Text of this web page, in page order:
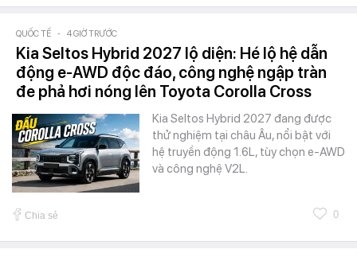
QUỐC TẾ - 4 GIỜ TRƯỚC
Kia Seltos Hybrid 2027 lộ diện: Hé lộ hệ dẫn
động e-AWD độc đáo, công nghệ ngập tràn
đe phả hơi nóng lên Toyota Corolla Cross
Kia Seltos Hybrid 2027 đang được
thử nghiệm tại châu Âu, nổi bật với
hệ truyền động 1.6L, tùy chọn e-AWD
và công nghệ V2L.
Chia sẻ 0